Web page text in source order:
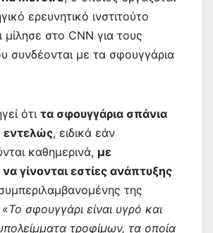
ερευνητικό ινστιτούτο
μίλησε στο CNN για τους
συνδέονται με τα σφουγγάρια
ότι τα σφουγγάρια σπάνια
εντελώς, ειδικά εάν
καθημερινά, με
γίνονται εστίες ανάπτυξης
της
Το σφουγγάρι είναι υγρό και
τροφίμων, τα οποία